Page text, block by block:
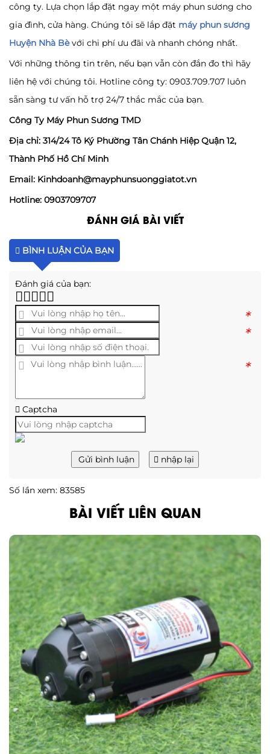
công ty. Lựa chọn lắp đặt ngay một máy phun sương cho
gia đình, cửa hàng. Chúng tôi sẽ lắp đặt máy phun sương
Huyện Nhà Bèvới chi phí ưu đãi và nhanh chóng nhất.
Với những thông tin trên, nếu bạn vẫn còn đắn đo thì hãy
liên hệ với chúng tôi. Hotline công ty: 0903.709.707 luôn
sẵn sàng tư vấn hỗ trợ 24/7 thắc mắc của bạn.
Công Ty Máy Phun Sương TMD
Địa chỉ: 314/24 Tô Ký Phường Tân Chánh Hiệp Quận 12,
Thành Phố Hồ Chí Minh
Email: Kinhdoanh@mayphunsuonggiatot.vn
Hotline: 0903709707
ĐÁNH GIÁ BÀI VIẾT
BÌNH LUẬN CỦA BẠN
Đánh giá của bạn:
*
*
*
Captcha
Gửi bình luận nhập lại
Số lần xem: 83585
BÀI VIẾT LIÊN QUAN